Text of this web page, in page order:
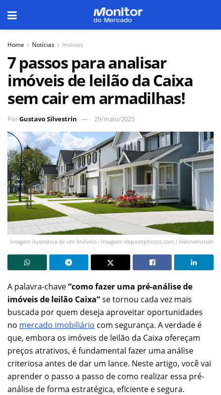
Home Notícias Imóveis
7 passos para analisar
imóveis de leilão da Caixa
sem cair em armadilhas!
PorGustavo Silvestrin 29/maio/2025
Imagem ilustrativa de um Imóveis - Imagem: depositphotos.com / Hannamariah
A palavra-chave“como fazer uma pré-análise de
imóveis de leilão Caixa”se tornou cada vez mais
buscada por quem deseja aproveitar oportunidades
no mercado imobiliário com segurança. A verdade é
que, embora os imóveis de leilão da Caixa ofereçam
preços atrativos, é fundamental fazer uma análise
criteriosa antes de dar um lance. Neste artigo, você vai
aprender o passo a passo de como realizar essa pré-
análise de forma estratégica, eficiente e segura.